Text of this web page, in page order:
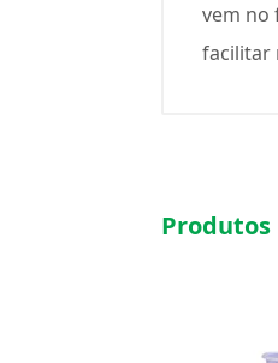
vem no
facilitar
Produtos